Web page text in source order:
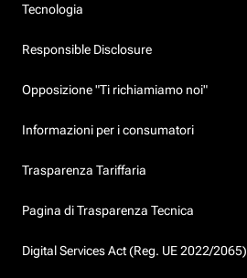
Tecnologia
Responsible Disclosure
Opposizione "Ti richiamiamo noi"
Informazioni per i consumatori
Trasparenza Tariffaria
Pagina di Trasparenza Tecnica
Digital Services Act (Reg. UE 2022/2065)